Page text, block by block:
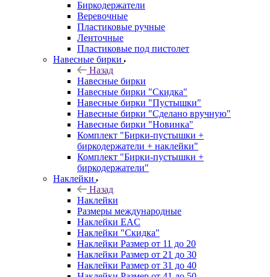
Биркодержатели
Веревочные
Пластиковые ручные
Ленточные
Пластиковые под пистолет
Навесные бирки
Назад
Навесные бирки
Навесные бирки "Скидка"
Навесные бирки "Пустышки"
Навесные бирки "Сделано вручную"
Навесные бирки "Новинка"
Комплект "Бирки-пустышки +
биркодержатели + наклейки"
Комплект "Бирки-пустышки +
биркодержатели"
Наклейки
Назад
Наклейки
Размеры международные
Наклейки EAC
Наклейки "Скидка"
Наклейки Размер от 11 до 20
Наклейки Размер от 21 до 30
Наклейки Размер от 31 до 40